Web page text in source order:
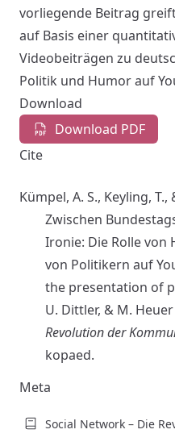
vorliegende Beitrag
auf Basis einer
Videobeiträgen zu
Politik und Humor auf
Download
Download PDF
Cite
Kümpel, A. S., Keyling,
Zwischen
Ironie: Die Rolle
von Politikern auf
the presentation of
U. Dittler, & M. Heuer
Revolution der
kopaed.
Meta
Social Network – Die